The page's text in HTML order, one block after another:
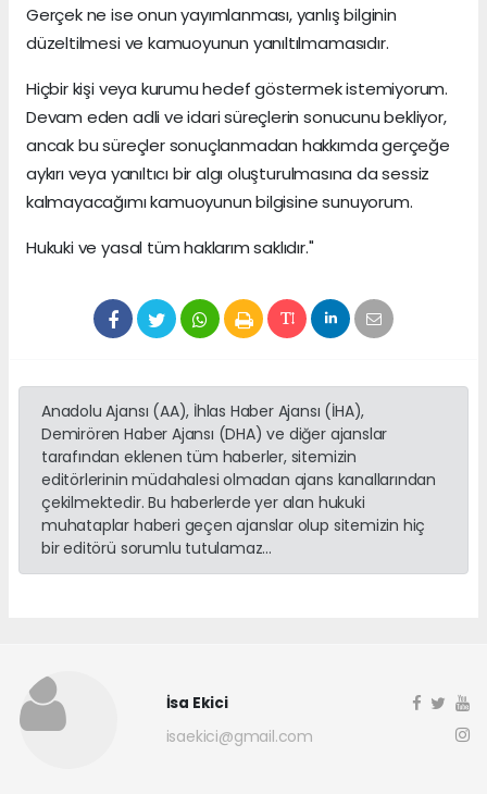
Gerçek ne ise onun yayımlanması, yanlış bilginin
düzeltilmesi ve kamuoyunun yanıltılmamasıdır.
Hiçbir kişi veya kurumu hedef göstermek istemiyorum.
Devam eden adli ve idari süreçlerin sonucunu bekliyor,
ancak bu süreçler sonuçlanmadan hakkımda gerçeğe
aykırı veya yanıltıcı bir algı oluşturulmasına da sessiz
kalmayacağımı kamuoyunun bilgisine sunuyorum.
Hukuki ve yasal tüm haklarım saklıdır."
Anadolu Ajansı (AA), İhlas Haber Ajansı (İHA),
Demirören Haber Ajansı (DHA) ve diğer ajanslar
tarafından eklenen tüm haberler, sitemizin
editörlerinin müdahalesi olmadan ajans kanallarından
çekilmektedir. Bu haberlerde yer alan hukuki
muhataplar haberi geçen ajanslar olup sitemizin hiç
bir editörü sorumlu tutulamaz...
İsa Ekici
isaekici@gmail.com